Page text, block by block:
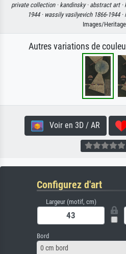
private collection · kandinsky · abstract art ·
1944 · wassily vasilyevich 1866-1944 ·
Images/
Autres variations de
Voir en 3D / AR
Configurez d'art
Largeur (motif, cm)
Bord
0 cm bord